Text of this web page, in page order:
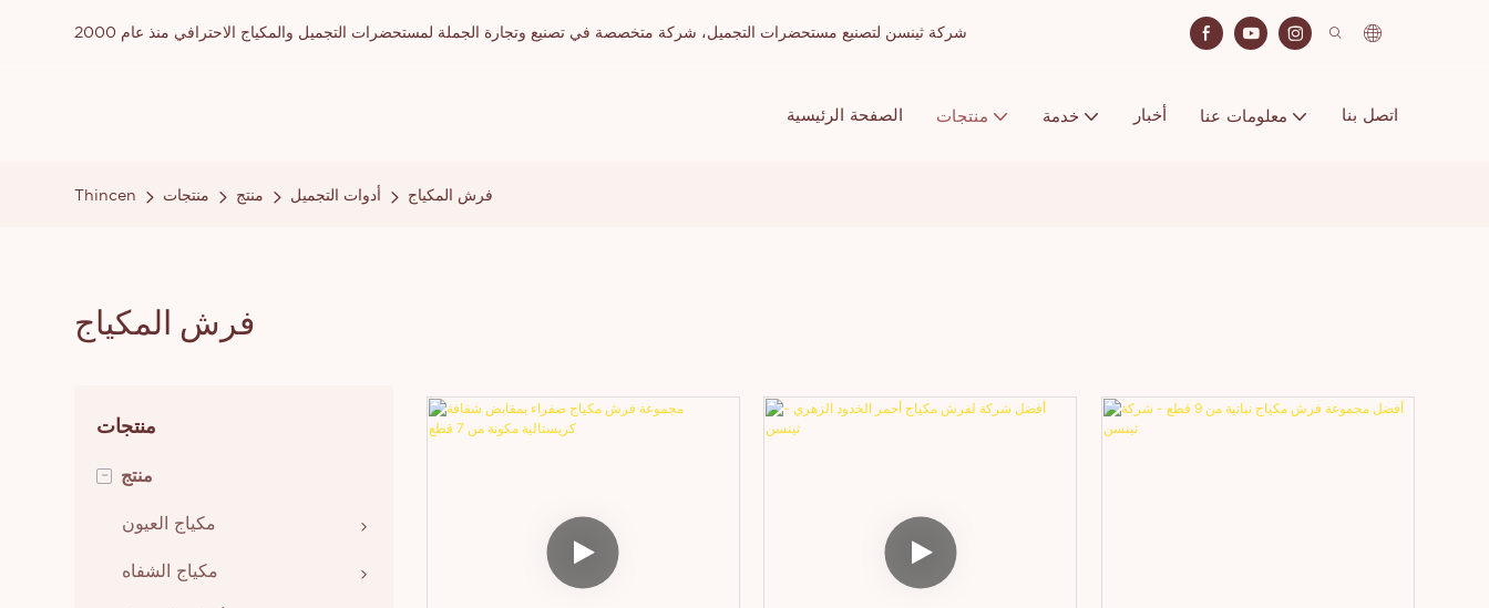
شركة ثينسن لتصنيع مستحضرات التجميل، شركة متخصصة في تصنيع وتجارة الجملة لمستحضرات التجميل والمكياج الاحترافي منذ عام 2000
الصفحة الرئيسية منتجات خدمة أخبار معلومات عنا اتصل بنا
Thincen منتجات منتج أدوات التجميل فرش المكياج
فرش المكياج
منتجات
- منتج
مكياج العيون
مكياج الشفاه